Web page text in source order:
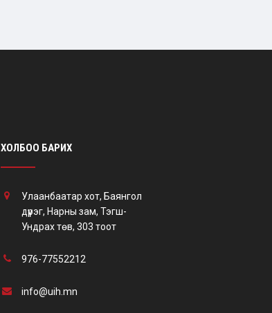
ХОЛБОО БАРИХ
Улаанбаатар хот, Баянгол
дүүрэг, Нарны зам, Тэгш-
Ундрах төв, 303 тоот
976-77552212
info@uih.mn